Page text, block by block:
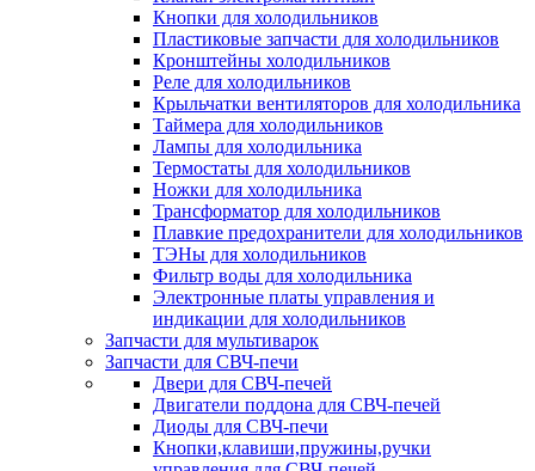
Кнопки для холодильников
Пластиковые запчасти для холодильников
Кронштейны холодильников
Реле для холодильников
Крыльчатки вентиляторов для холодильника
Таймера для холодильников
Лампы для холодильника
Термостаты для холодильников
Ножки для холодильника
Трансформатор для холодильников
Плавкие предохранители для холодильников
ТЭНы для холодильников
Фильтр воды для холодильника
Электронные платы управления и
индикации для холодильников
Запчасти для мультиварок
Запчасти для СВЧ-печи
Двери для СВЧ-печей
Двигатели поддона для СВЧ-печей
Диоды для СВЧ-печи
Кнопки,клавиши,пружины,ручки